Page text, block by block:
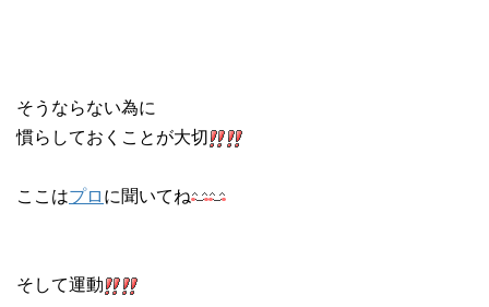
そうならない為に
慣らしておくことが大切
ここはプロに聞いてね
そして運動